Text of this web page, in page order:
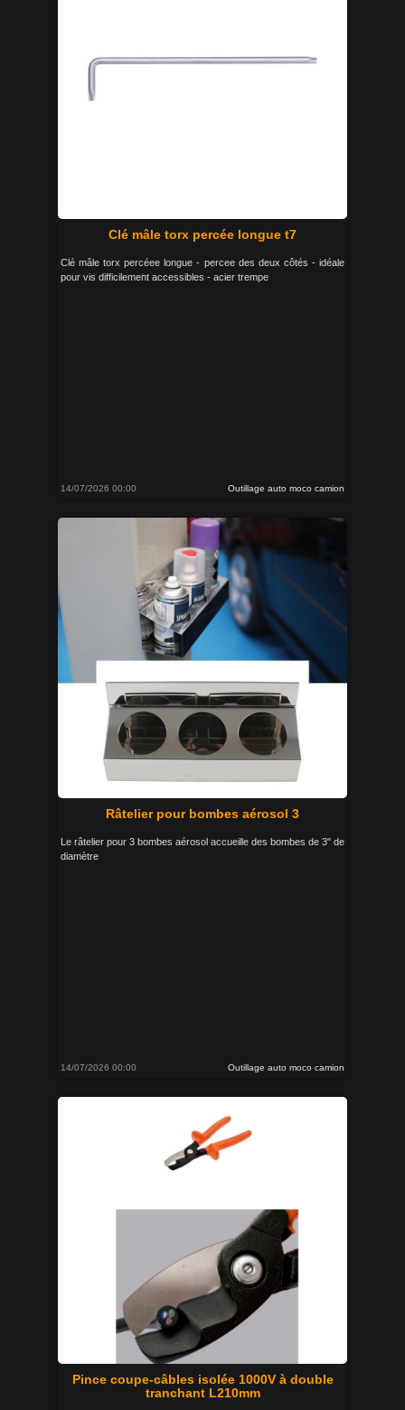
Clé mâle torx percée longue t7
Clé mâle torx percéee longue - percee des deux côtés - idéale
pour vis difficilement accessibles - acier trempe
14/07/2026 00:00 Outillage auto moco camion
Râtelier pour bombes aérosol 3
Le râtelier pour 3 bombes aérosol accueille des bombes de 3" de
diamètre
14/07/2026 00:00 Outillage auto moco camion
Pince coupe-câbles isolée 1000V à double
tranchant L210mm